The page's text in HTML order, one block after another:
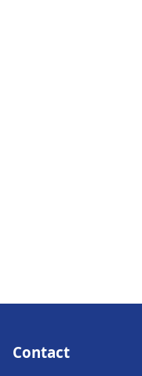
Contact